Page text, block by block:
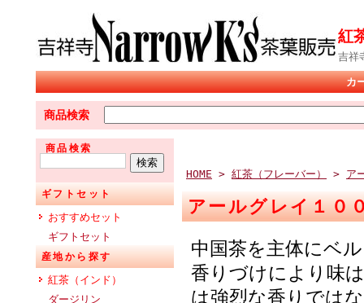
紅
吉祥
カ
商品検索
商品検索
ギフトセット
おすすめセット
ギフトセット
産地から探す
紅茶（インド）
ダージリン
HOME > 紅茶（フレーバー） > ア
アールグレイ１０
中国茶を主体にベ
香りづけにより味
は強烈な香りでは